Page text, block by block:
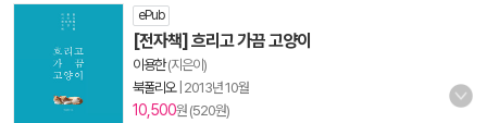
ePub
[전자책] 흐리고 가끔 고양이
이용한(지은이)
북폴리오| 2013년 10월
10,500원 (520원)